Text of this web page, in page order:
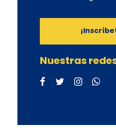
Nuestras